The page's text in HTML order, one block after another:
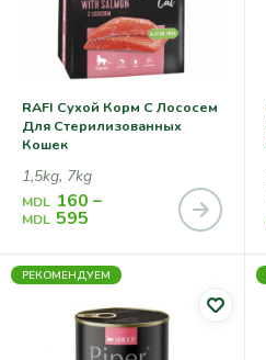
RAFI Сухой Корм С Лососем
Для Стерилизованных
Кошек
1,5kg, 7kg
MDL 160 –
MDL 595
РЕКОМЕНДУЕМ